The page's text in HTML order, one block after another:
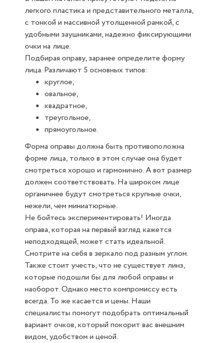
легкого пластика и представительного металла,
с тонкой и массивной утолщенной рамкой, с
удобными заушниками, надежно фиксирующими
очки на лице.
Подбирая оправу, заранее определите форму
лица. Различают 5 основных типов:
круглое,
овальное,
квадратное,
треугольное,
прямоугольное.
Форма оправы должна быть противоположна
форме лица, только в этом случае она будет
смотреться хорошо и гармонично. А вот размер
должен соответствовать. На широком лице
органичнее будут смотреться крупные очки,
нежели, чем миниатюрные.
Не бойтесь экспериментировать! Иногда
оправа, которая на первый взгляд кажется
неподходящей, может стать идеальной.
Смотрите на себя в зеркало под разным углом.
Также стоит учесть, что не существует линз,
которые подошли бы для любой оправы и
наоборот. Однако место компромиссу есть
всегда. То же касается и цены. Наши
специалисты помогут подобрать оптимальный
вариант очков, который покорит вас внешним
видом, удобством и ценой.